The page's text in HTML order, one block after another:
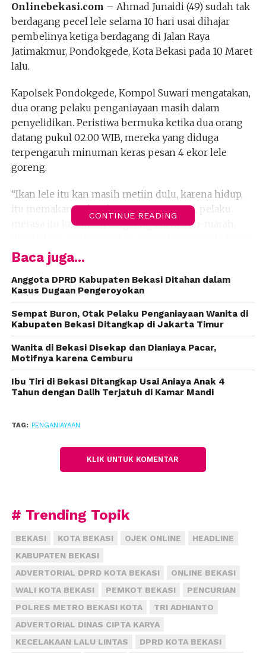
Onlinebekasi.com – Ahmad Junaidi (49) sudah tak
berdagang pecel lele selama 10 hari usai dihajar
pembelinya ketiga berdagang di Jalan Raya
Jatimakmur, Pondokgede, Kota Bekasi pada 10 Maret
lalu.
Kapolsek Pondokgede, Kompol Suwari mengatakan,
dua orang pelaku penganiayaan masih dalam
penyelidikan. Peristiwa bermuka ketika dua orang
datang pukul 02.00 WIB, mereka yang diduga
terpengaruh minuman keras pesan 4 ekor lele
goreng.
“Ikan lele itu kan masih metiin dulu, karena hidup,
itu memakan waktu, karena proses. Tapi, pelaku
merasa itu kelamaan langsung dia marah-marah,
agar tidak rusak. Di situ ada balok, korban angsung
dipukul,” katanya, Kamis (21/3).
Korban yang jatuh bersimbah darah membuat
pelaku panik, dan kabur. Pelaku yang mengaku
“anggota” bukan langganan korban. Polisi masih
berupaya menyelidiki kasus tersebut untuk
mengungkap kasusnya.
“Korban diselamatkan temannya untuk dibawa ke
rumah sakit, sekarang kondisinya sudah pulih,” ujar
CONTINUE READING
Baca juga...
Anggota DPRD Kabupaten Bekasi Ditahan dalam
Kasus Dugaan Pengeroyokan
Sempat Buron, Otak Pelaku Penganiayaan Wanita di
Kabupaten Bekasi Ditangkap di Jakarta Timur
Wanita di Bekasi Disekap dan Dianiaya Pacar,
Motifnya karena Cemburu
Ibu Tiri di Bekasi Ditangkap Usai Aniaya Anak 4
Tahun dengan Dalih Terjatuh di Kamar Mandi
TAG: PENGANIAYAAN
KLIK UNTUK KOMENTAR
# Trending Topik
BEKASI KOTA BEKASI OJEK ONLINE
HEADLINE
KABUPATEN BEKASI
ADVERTORIAL DPRD KOTA BEKASI
ONLINE BEKASI
WALI KOTA BEKASI
PEMKOT BEKASI
PENCURIAN
POLRES METRO BEKASI KOTA
TRI ADHIANTO
ADVERTORIAL DINAS CIPTA KARYA
KECELAKAAN LALU LINTAS
DPRD KOTA BEKASI